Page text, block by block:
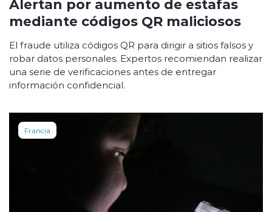
mediante códigos QR maliciosos
El fraude utiliza códigos QR para dirigir a sitios falsos y
robar datos personales. Expertos recomiendan realizar
una serie de verificaciones antes de entregar
información confidencial.
Francia